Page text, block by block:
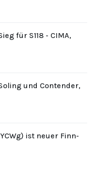
für S118 - CIMA,
und Contender,
ist neuer Finn-